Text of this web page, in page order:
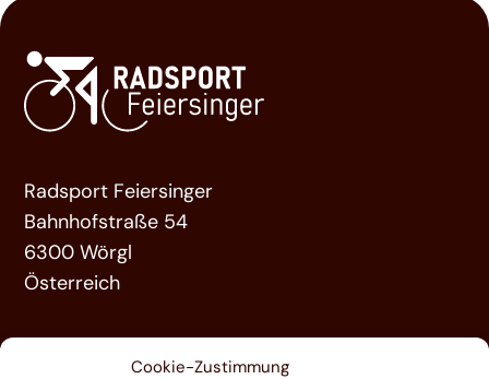
Cookie-Zustimmung
Radsport Feiersinger
Bahnhofstraße 54
6300 Wörgl
Österreich